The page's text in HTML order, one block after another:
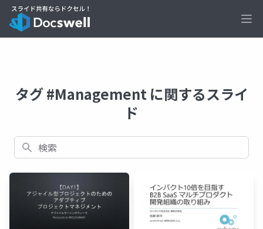
タグ #Management に関するスライ
ド
検索